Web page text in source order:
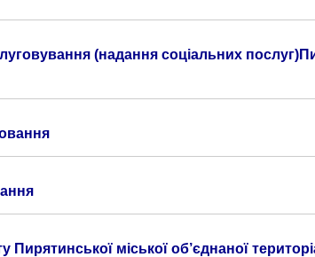
(надання соціальних
міської об’єднаної